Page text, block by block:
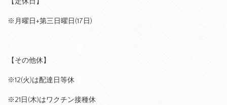
【定休日】
※月曜日+第三日曜日(17日)
【その他休】
※12(火)は配達日等休
※21日(木)はワクチン接種休